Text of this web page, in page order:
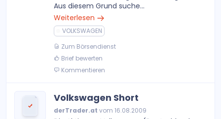
Aus diesem Grund suche...
Weiterlesen
VOLKSWAGEN
Zum Börsendienst
Brief bewerten
Kommentieren
Volkswagen Short
derTrader.at vom 16.08.2009